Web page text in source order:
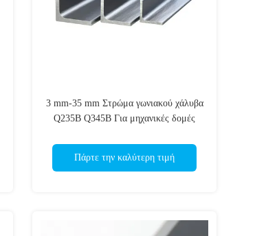
3 mm-35 mm Στρώμα γωνιακού χάλυβα
Q235B Q345B Για μηχανικές δομές
Πάρτε την καλύτερη τιμή